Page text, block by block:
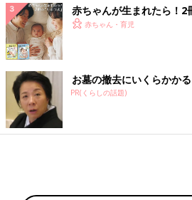
赤ちゃんが生まれたら！2
赤ちゃん・育児
お墓の撤去にいくらかか
PR(くらしの話題)